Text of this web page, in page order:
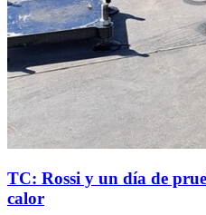
TC: Rossi y un día de
calor